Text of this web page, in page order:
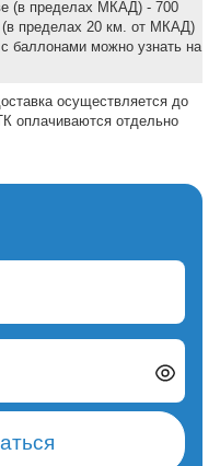
(в пределах МКАД) - 700
пределах 20 км. от МКАД)
баллонами можно узнать на
осуществляется до
оплачиваются отдельно